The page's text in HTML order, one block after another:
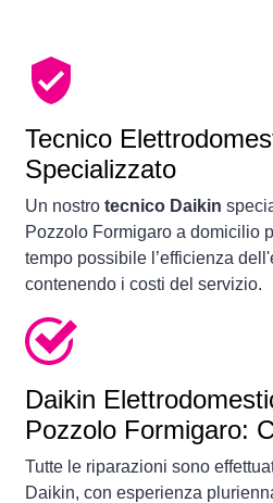
Tecnico
Specializzato
Un nostro tecnico Daikin
Pozzolo Formigaro a domicilio
tempo possibile l’efficienza
contenendo i costi del servizio.
Daikin
Pozzolo Formigaro:
Tutte le riparazioni sono
Daikin, con esperienza